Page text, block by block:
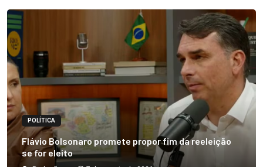
POLÍTICA
Flávio Bolsonaro promete propor fim da reeleição
se for eleito